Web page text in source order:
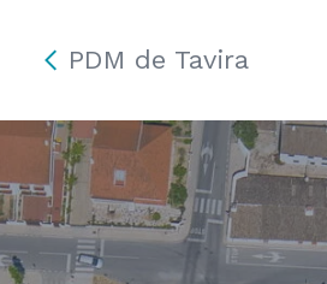
PDM de Tavira